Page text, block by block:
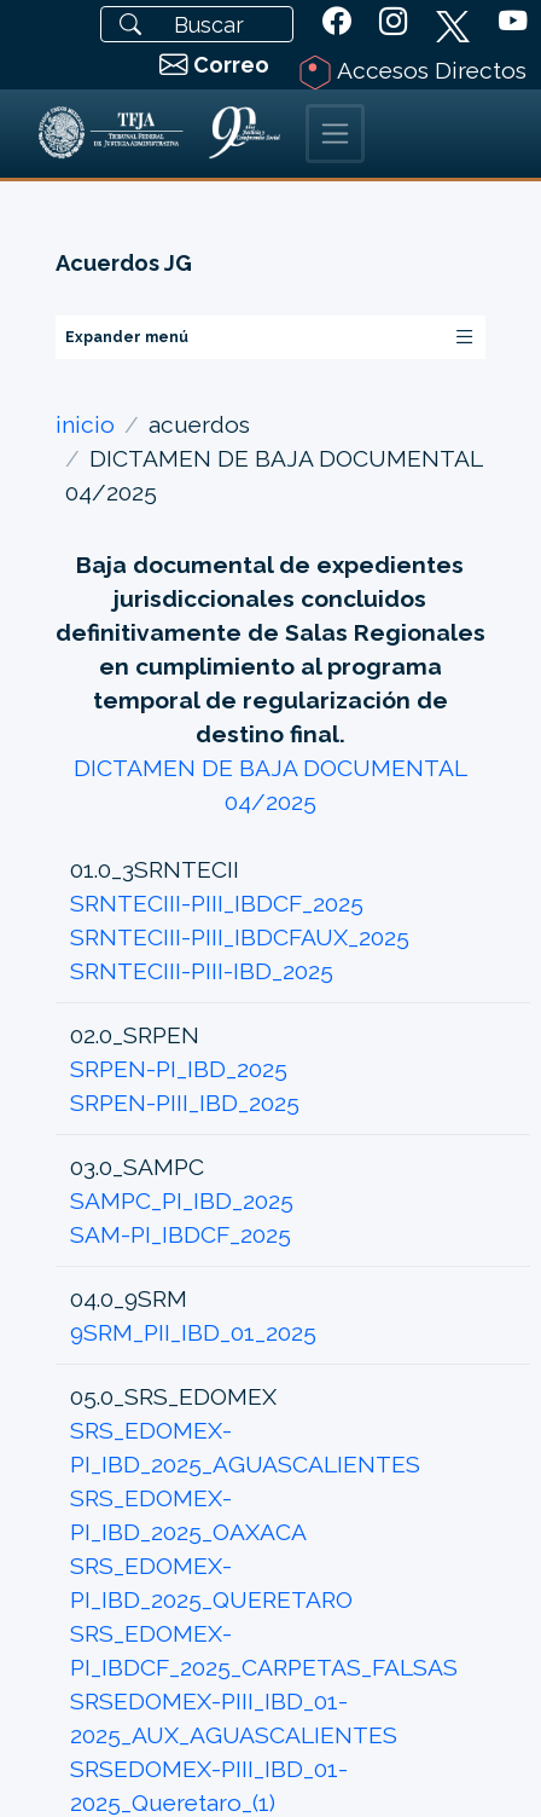
Correo Accesos Directos
Acuerdos JG
Expander menú
inicio
acuerdos
DICTAMEN DE BAJA DOCUMENTAL
04/2025
Baja documental de expedientes
jurisdiccionales concluidos
definitivamente de Salas Regionales
en cumplimiento al programa
temporal de regularización de
destino final.
DICTAMEN DE BAJA DOCUMENTAL
04/2025
01.0_3SRNTECII
SRNTECIII-PIII_IBDCF_2025
SRNTECIII-PIII_IBDCFAUX_2025
SRNTECIII-PIII-IBD_2025
02.0_SRPEN
SRPEN-PI_IBD_2025
SRPEN-PIII_IBD_2025
03.0_SAMPC
SAMPC_PI_IBD_2025
SAM-PI_IBDCF_2025
04.0_9SRM
9SRM_PII_IBD_01_2025
05.0_SRS_EDOMEX
SRS_EDOMEX-
PI_IBD_2025_AGUASCALIENTES
SRS_EDOMEX-
PI_IBD_2025_OAXACA
SRS_EDOMEX-
PI_IBD_2025_QUERETARO
SRS_EDOMEX-
PI_IBDCF_2025_CARPETAS_FALSAS
SRSEDOMEX-PIII_IBD_01-
2025_AUX_AGUASCALIENTES
SRSEDOMEX-PIII_IBD_01-
2025_Queretaro_(1)